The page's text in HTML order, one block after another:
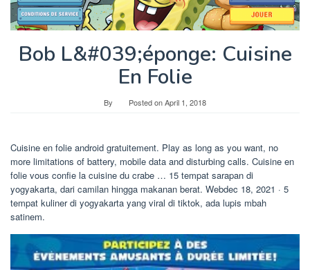
Bob L&#039;éponge: Cuisine
En Folie
By Posted onApril 1, 2018
Cuisine en folie android gratuitement. Play as long as you want, no
more limitations of battery, mobile data and disturbing calls. Cuisine en
folie vous confie la cuisine du crabe … 15 tempat sarapan di
yogyakarta, dari camilan hingga makanan berat. Webdec 18, 2021 · 5
tempat kuliner di yogyakarta yang viral di tiktok, ada lupis mbah
satinem.